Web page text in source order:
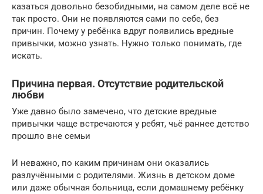
казаться довольно безобидными, на самом деле всё не
так просто. Они не появляются сами по себе, без
причин. Почему у ребёнка вдруг появились вредные
привычки, можно узнать. Нужно только понимать, где
искать.
Причина первая. Отсутствие родительской
любви
Уже давно было замечено, что детские вредные
привычки чаще встречаются у ребят, чьё раннее детство
прошло вне семьи
И неважно, по каким причинам они оказались
разлучёнными с родителями. Жизнь в детском доме
или даже обычная больница, если домашнему ребёнку